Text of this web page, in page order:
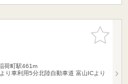
お気に入
りに追加
荷町駅461m
り車利用5分北陸自動車道 富山ICより